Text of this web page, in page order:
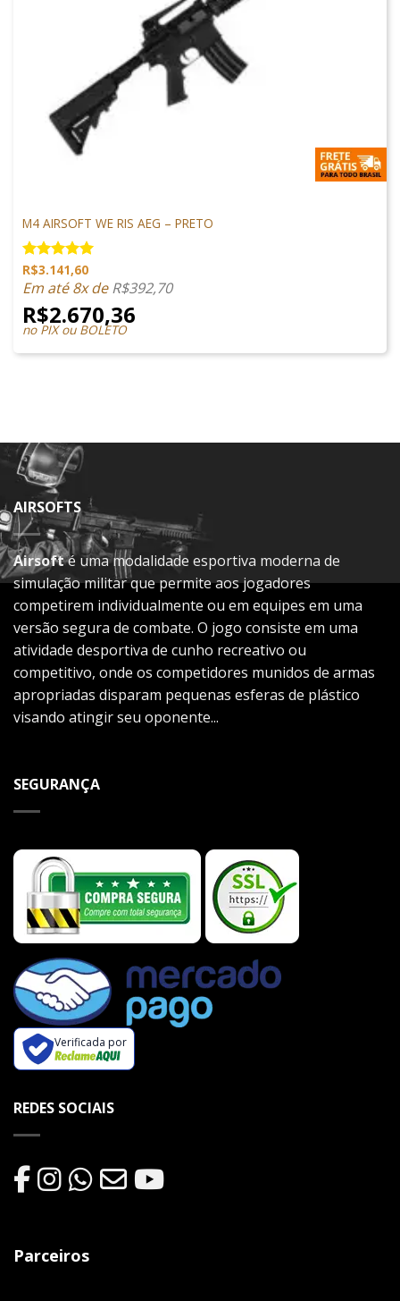
M4 AIRSOFT WE RIS AEG – PRETO
Avaliação
5.00 de 5
R$3.141,60
Em até 8x deR$392,70
R$2.670,36
no PIX ou BOLETO
AIRSOFTS
Airsofté uma modalidade esportiva moderna de
simulação militar que permite aos jogadores
competirem individualmente ou em equipes em uma
versão segura de combate. O jogo consiste em uma
atividade desportiva de cunho recreativo ou
competitivo, onde os competidores munidos de armas
apropriadas disparam pequenas esferas de plástico
visando atingir seu oponente...
SEGURANÇA
Verificada por
REDES SOCIAIS
Parceiros